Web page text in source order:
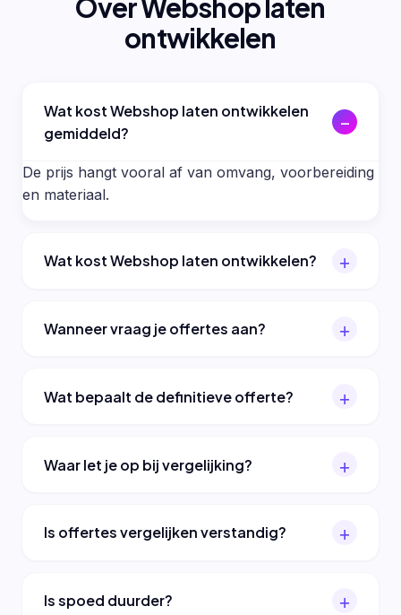
Over Webshop laten
ontwikkelen
Wat kost Webshop laten ontwikkelen
gemiddeld?
De prijs hangt vooral af van omvang, voorbereiding
en materiaal.
Wat kost Webshop laten ontwikkelen?
Wanneer vraag je offertes aan?
Wat bepaalt de definitieve offerte?
Waar let je op bij vergelijking?
Is offertes vergelijken verstandig?
Is spoed duurder?